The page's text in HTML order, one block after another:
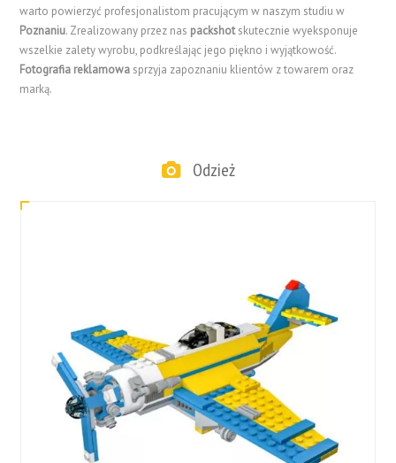
warto powierzyć profesjonalistom pracującym w naszym studiu w
Poznaniu. Zrealizowany przez nas packshotskutecznie wyeksponuje
wszelkie zalety wyrobu, podkreślając jego piękno i wyjątkowość.
Fotografia reklamowa sprzyja zapoznaniu klientów z towarem oraz
marką.
Odzież